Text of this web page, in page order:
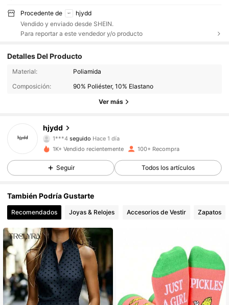
Procedente de
hjydd
Vendido y enviado desde SHEIN.
Para reportar a este vendedor y/o producto
Detalles Del Producto
Material:
Poliamida
Composición:
90% Poliéster, 10% Elastano
Ver más
hjydd
28 Seguidores
1***4seguido Hace 1 día
4.60
28 Seguidores
4.60 28 Seguidores
4.60 28 Seguidores
1K+ Vendido recientemente 100+ Recompra
Seguir Todos los artículos
También Podría Gustarte
Recomendados Joyas & Relojes Accesorios de Vestir Zapatos